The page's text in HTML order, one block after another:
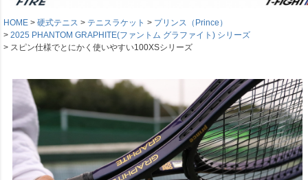
HOME 硬式テニス テニスラケット
プリンス（Prince）
2025 PHANTOM GRAPHITE(ファントム グラファイト) シリーズ
スピン仕様でとにかく使いやすい100XSシリーズ